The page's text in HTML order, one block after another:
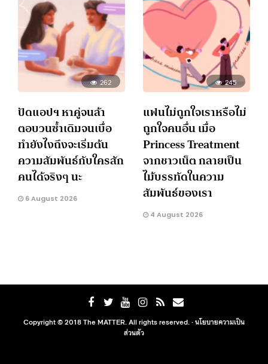
262
ปัดแอปฯ หาคู่จนล้า
ตอบวนซ้ำเดิมจนเบื่อ
ทำยังไงถึงจะเริ่มต้น
ความสัมพันธ์กับใครสัก
คนได้จริงๆ นะ
6 August 2026
245
แฟนไม่ถูกใจเราหรือไม่
ถูกใจคนอื่น เมื่อ
Princess Treatment
จากชาวเน็ต กลายเป็น
ไม้บรรทัดในความ
สัมพันธ์ของเรา
4 August 2026
Copyright © 2018 The MATTER. All rights reserved. ·นโยบายความเป็น
ส่วนตัว